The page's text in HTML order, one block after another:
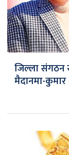
जिल्ला संगठन
मैदानमा-कुमार